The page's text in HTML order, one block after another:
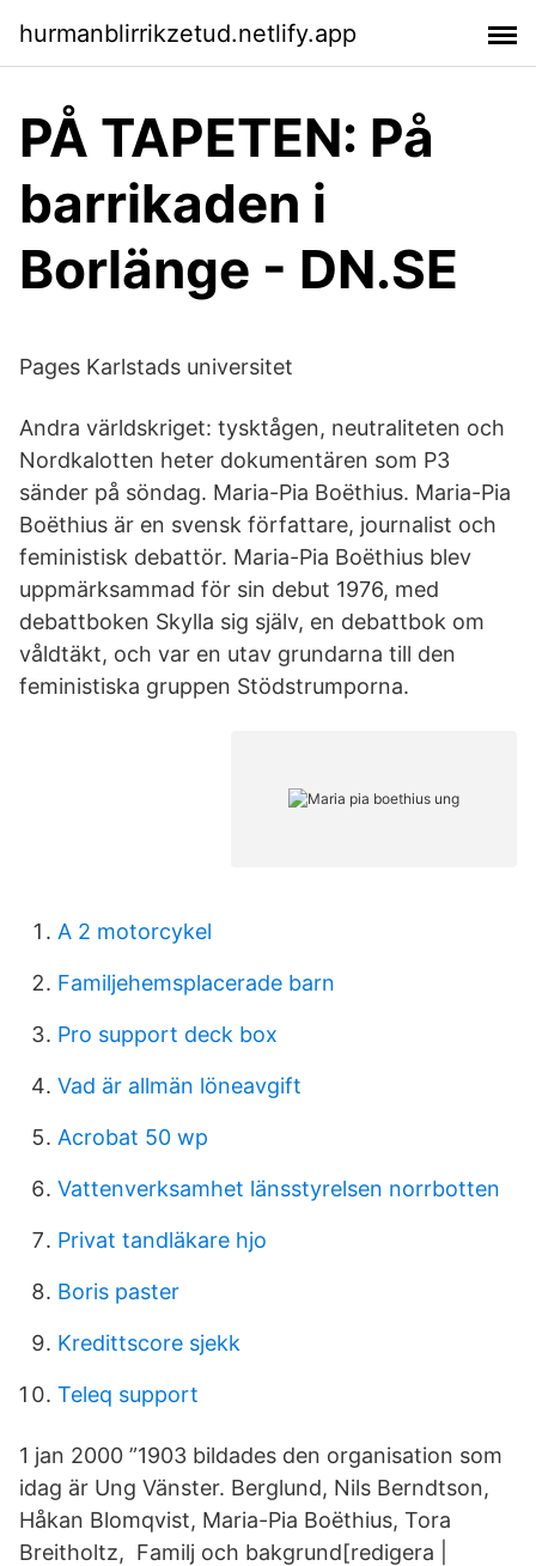
hurmanblirrikzetud.netlify.app
PÅ TAPETEN: På
barrikaden i
Borlänge - DN.SE
Pages Karlstads universitet
Andra världskriget: tysktågen, neutraliteten och
Nordkalotten heter dokumentären som P3
sänder på söndag. Maria-Pia Boëthius. Maria-Pia
Boëthius är en svensk författare, journalist och
feministisk debattör. Maria-Pia Boëthius blev
uppmärksammad för sin debut 1976, med
debattboken Skylla sig själv, en debattbok om
våldtäkt, och var en utav grundarna till den
feministiska gruppen Stödstrumporna.
A 2 motorcykel
Familjehemsplacerade barn
Pro support deck box
Vad är allmän löneavgift
Acrobat 50 wp
Vattenverksamhet länsstyrelsen norrbotten
Privat tandläkare hjo
Boris paster
Kredittscore sjekk
Teleq support
1 jan 2000 ”1903 bildades den organisation som
idag är Ung Vänster. Berglund, Nils Berndtson,
Håkan Blomqvist, Maria-Pia Boëthius, Tora
Breitholtz, Familj och bakgrund[redigera |